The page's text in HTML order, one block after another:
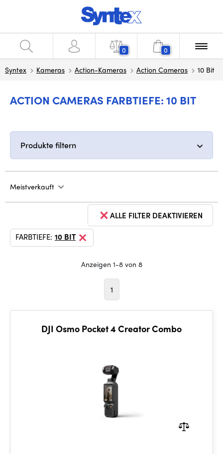
0 0
Syntex Kameras Action-Kameras Action Cameras 10 Bit
ACTION CAMERAS FARBTIEFE: 10 BIT
Produkte filtern
Meistverkauft
ALLE FILTER DEAKTIVIEREN
FARBTIEFE: 10 BIT
Anzeigen 1-8 von 8
1
DJI Osmo Pocket 4 Creator Combo